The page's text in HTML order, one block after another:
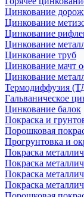
Цинкование
Цинкование
Цинкование
Цинкование
Цинкование труб
Цинкование мачт
Цинкование
Термодиффузия
Гальваническое
Цинкование балок
Покраска и
Порошковая
Прогрунтовка и
Покраска
Покраска
Покраска
Покраска